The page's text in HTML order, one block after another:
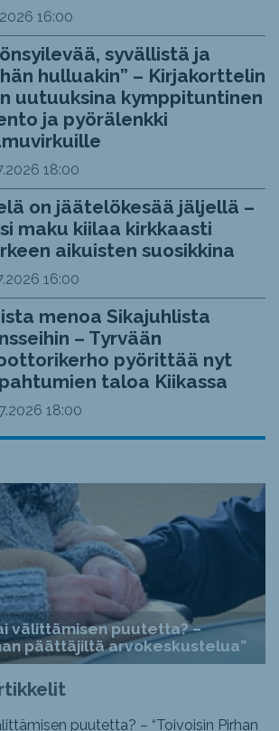
16:00
syvällistä ja
hulluakin” – Kirjakorttelin
uutuuksina kymppituntinen
ja pyörälenkki
18:00
on jäätelökesää jäljellä –
maku kiilaa kirkkaasti
aikuisten suosikkina
16:00
menoa Sikajuhlista
– Tyrvään
pyörittää nyt
taloa Kiikassa
18:00
välittämisen puutetta? –
päättäjiltä arvokeskustelua”
puutetta? – “Toivoisin Pirhan